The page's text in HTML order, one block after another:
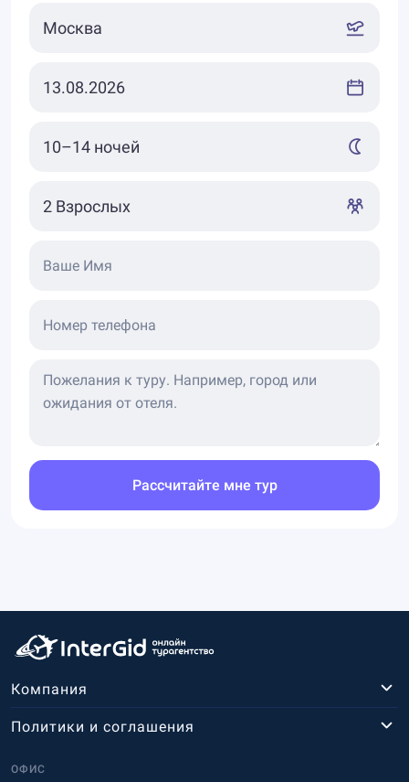
Ваше Имя
Номер телефона
Рассчитайте мне тур
Компания
ОФИС
Политики и соглашения